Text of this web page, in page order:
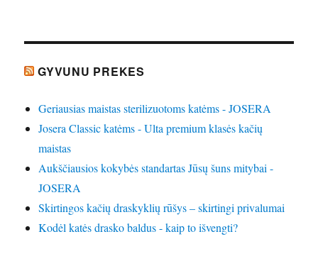
GYVUNU PREKES
Geriausias maistas sterilizuotoms katėms - JOSERA
Josera Classic katėms - Ulta premium klasės kačių
maistas
Aukščiausios kokybės standartas Jūsų šuns mitybai -
JOSERA
Skirtingos kačių draskyklių rūšys – skirtingi privalumai
Kodėl katės drasko baldus - kaip to išvengti?